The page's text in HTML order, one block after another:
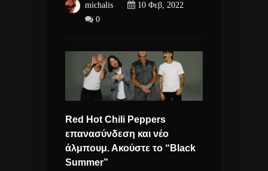
michalis
10 Φεβ, 2022
0
Red Hot Chili Peppers
επανασύνδεση και νέο
άλμπουμ. Ακούστε το “Black
Summer”